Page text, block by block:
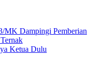
MK Dampingi Pemberian
Ketua Dulu